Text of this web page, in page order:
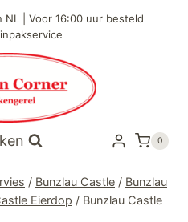
| Voor 16:00 uur besteld
0
/ Bunzlau Castle / Bunzlau
Eierdop / Bunzlau Castle